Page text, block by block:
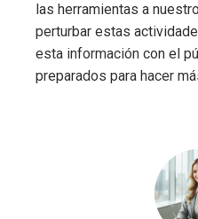
las herramientas a
perturbar estas
esta información con el
preparados para hacer